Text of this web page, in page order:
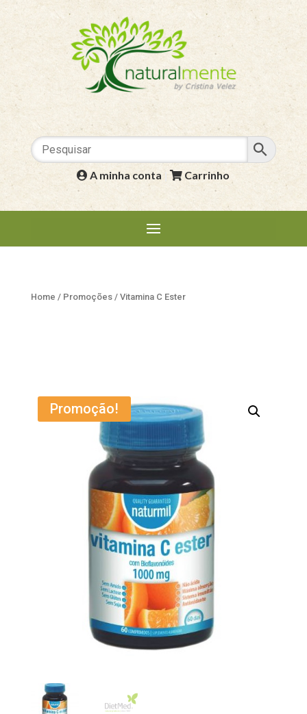
A minha conta | Carrinho
Home / Promoções/ Vitamina C Ester
Promoção!